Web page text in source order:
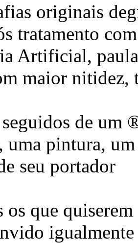
originais
tratamento
Artificial,
maior nitidez,
de um
pintura,
seu portador
os que